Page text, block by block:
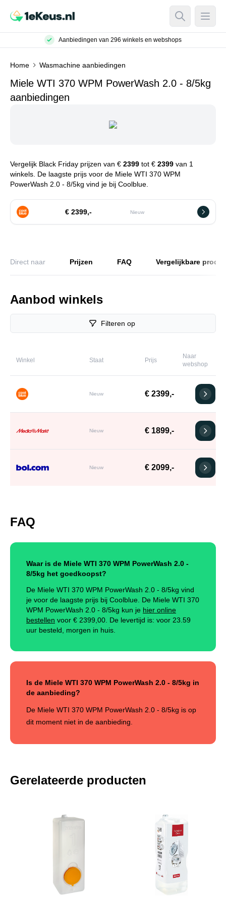
Open Open
Aanbiedingen van 296 winkels en webshops
Home Wasmachine aanbiedingen
Miele WTI 370 WPM PowerWash 2.0 - 8/5kg
aanbiedingen
Vergelijk Black Friday prijzen van € 2399 tot € 2399 van 1
winkels. De laagste prijs voor de Miele WTI 370 WPM
PowerWash 2.0 - 8/5kg vind je bij Coolblue.
€ 2399,- Nieuw
Direct naar Prijzen FAQ Vergelijkbare
Aanbod winkels
Filteren op
Winkel Staat Prijs
Naar
webshop
Nieuw € 2399,-
Nieuw € 1899,-
Nieuw € 2099,-
FAQ
Waar is de Miele WTI 370 WPM PowerWash 2.0 -
8/5kg het goedkoopst?
De Miele WTI 370 WPM PowerWash 2.0 - 8/5kg vind
je voor de laagste prijs bij Coolblue. De Miele WTI 370
WPM PowerWash 2.0 - 8/5kg kun je hier online
bestellen voor € 2399,00 De levertijd is: voor 23.59
uur besteld, morgen in huis.
Is de Miele WTI 370 WPM PowerWash 2.0 - 8/5kg in
de aanbieding?
De Miele WTI 370 WPM PowerWash 2.0 - 8/5kg is op
dit moment niet in de aanbieding.
Gerelateerde producten